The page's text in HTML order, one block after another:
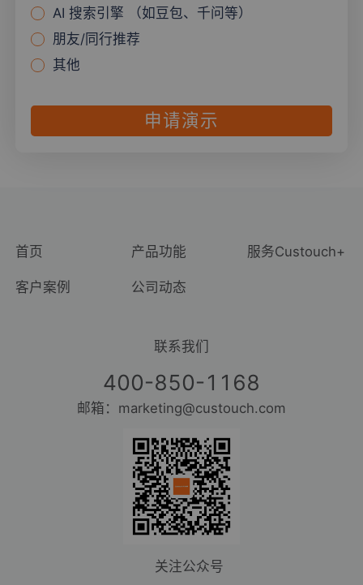
AI 搜索引擎 （如豆包、千问等）
朋友/同行推荐
其他
申请演示
首页 产品功能 服务Custouch+
客户案例 公司动态
联系我们
400-850-1168
邮箱：marketing@custouch.com
关注公众号